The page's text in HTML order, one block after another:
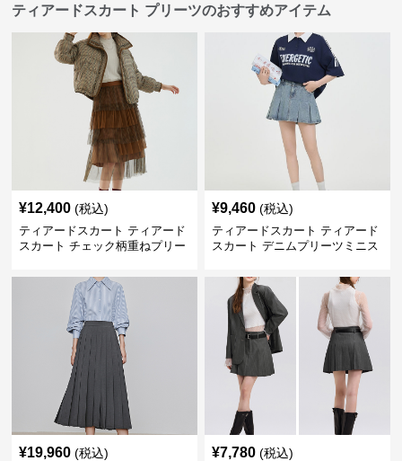
ティアードスカート プリーツのおすすめアイテム
¥12,400 (税込)
ティアードスカート ティアード
スカート チェック柄重ねプリー
¥9,460 (税込)
ティアードスカート ティアード
スカート デニムプリーツミニス
¥19,960 (税込) ¥7,780 (税込)